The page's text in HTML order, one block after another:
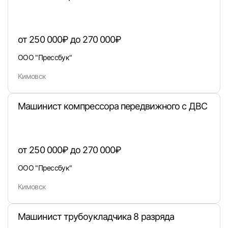
Войти с VK ID
Вход по коду
от 250 000₽ до 270 000₽
ООО "Прессбук"
Кимовск
Машинист компрессора передвижного с ДВС
от 250 000₽ до 270 000₽
ООО "Прессбук"
Кимовск
Машинист трубоукладчика 8 разряда